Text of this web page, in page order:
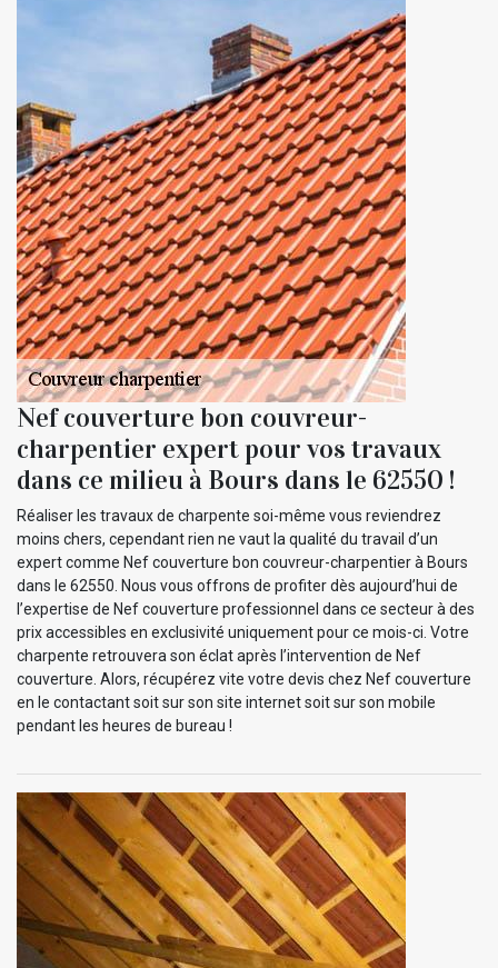
Nef couverture bon couvreur-
charpentier expert pour vos travaux
dans ce milieu à Bours dans le 62550 !
Réaliser les travaux de charpente soi-même vous reviendrez
moins chers, cependant rien ne vaut la qualité du travail d’un
expert comme Nef couverture bon couvreur-charpentier à Bours
dans le 62550. Nous vous offrons de profiter dès aujourd’hui de
l’expertise de Nef couverture professionnel dans ce secteur à des
prix accessibles en exclusivité uniquement pour ce mois-ci. Votre
charpente retrouvera son éclat après l’intervention de Nef
couverture. Alors, récupérez vite votre devis chez Nef couverture
en le contactant soit sur son site internet soit sur son mobile
pendant les heures de bureau !